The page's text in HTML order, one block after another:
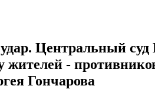
Центральный суд
жителей -
Гончарова